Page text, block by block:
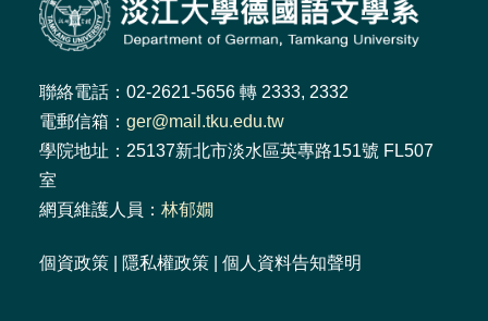
聯絡電話：02-2621-5656 轉 2333, 2332
電郵信箱： ger@mail.tku.edu.tw
學院地址：25137新北市淡水區英專路151號 FL507
室
網頁維護人員： 林郁嫺
個資政策 隱私權政策 個人資料告知聲明